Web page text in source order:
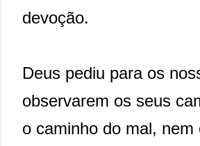
devoção.
Deus pediu para os
observarem os seus
o caminho do mal, nem